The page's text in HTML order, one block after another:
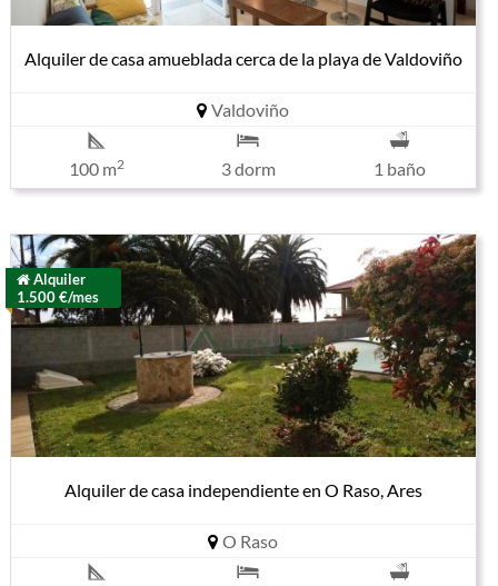
Alquiler de casa amueblada cerca de la playa de Valdoviño
Valdoviño
100 m2 3 dorm 1 baño
Alquiler
1.500 €/mes
Alquiler de casa independiente en O Raso, Ares
O Raso